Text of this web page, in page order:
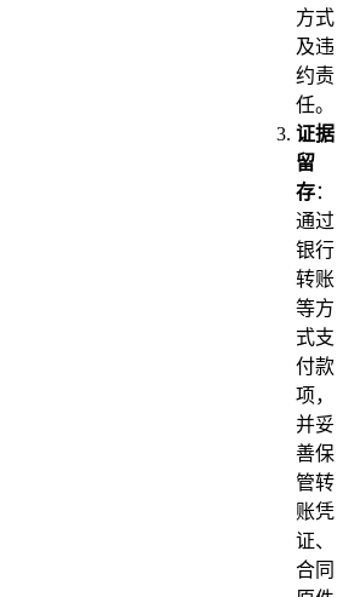
方式
及违
约责
任。
证据
留
存：
通过
银行
转账
等方
式支
付款
项，
并妥
善保
管转
账凭
证、
合同